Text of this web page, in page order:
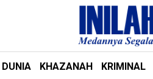
DUNIA KHAZANAH KRIMINAL